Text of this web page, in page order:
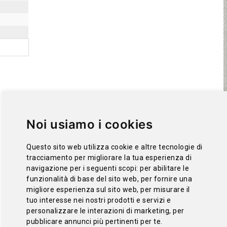
Noi usiamo i cookies
Questo sito web utilizza cookie e altre tecnologie di
tracciamento per migliorare la tua esperienza di
navigazione per i seguenti scopi:per abilitare le
funzionalità di base del sito web, per fornire una
migliore esperienza sul sito web,per misurare il
tuo interesse nei nostri prodotti e servizi e
personalizzare le interazioni di marketing,per
pubblicare annunci più pertinenti per te